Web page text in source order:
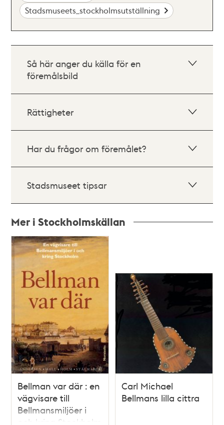
Stadsmuseets_stockholmsutställning
Så här anger du källa för en
föremålsbild
Rättigheter
Har du frågor om föremålet?
Stadsmuseet tipsar
Mer i Stockholmskällan
Relaterade
poster
teman
Bellman var där : en
vägvisare till
Bellmansmiljöer i
och kring Stockholm
Carl Michael
Bellmans lilla cittra